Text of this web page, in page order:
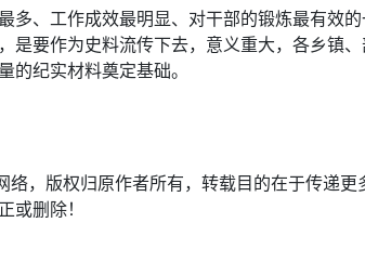
、工作成效最明显、对干部的锻炼最有效
要作为史料流传下去，意义重大，各乡镇
纪实材料奠定基础。
，版权归原作者所有，转载目的在于传递
删除！